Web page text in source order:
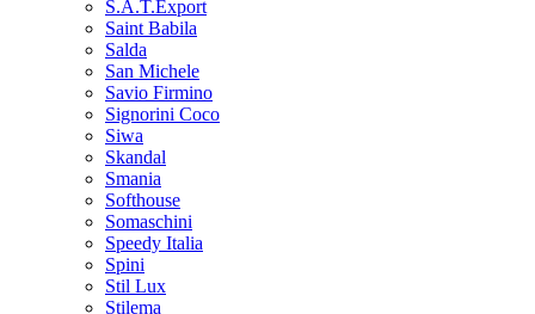
S.A.T.Export
Saint Babila
Salda
San Michele
Savio Firmino
Signorini Coco
Siwa
Skandal
Smania
Softhouse
Somaschini
Speedy Italia
Spini
Stil Lux
Stilema